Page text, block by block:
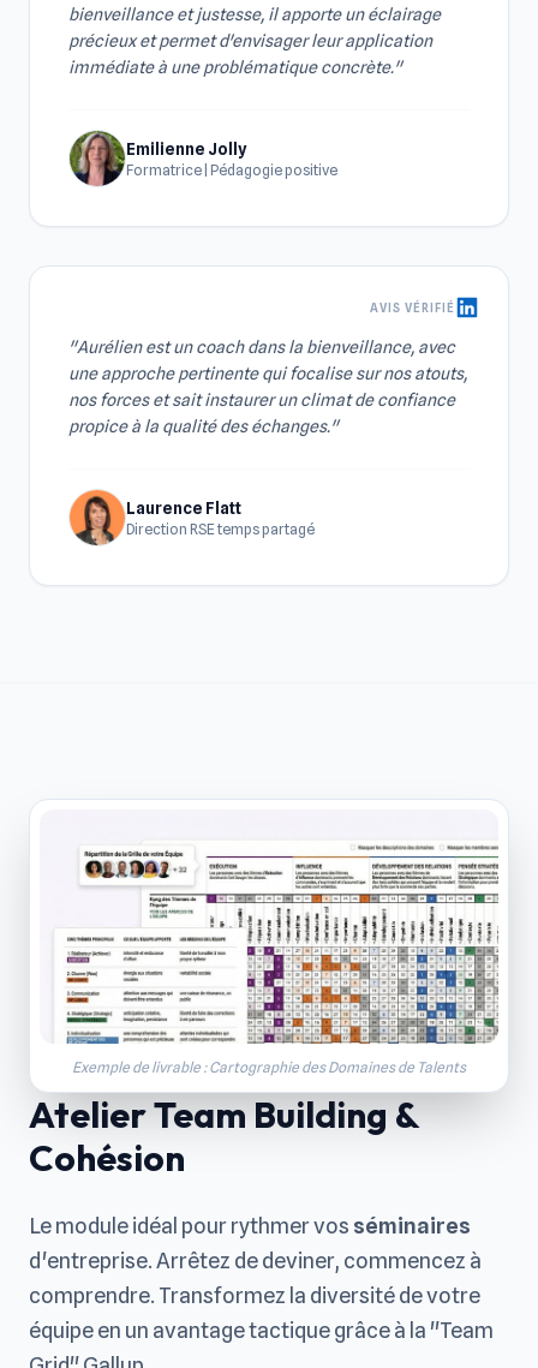
bienveillance et justesse, il apporte un éclairage
précieux et permet d'envisager leur application
immédiate à une problématique concrète."
Emilienne Jolly
Formatrice | Pédagogie positive
AVIS VÉRIFIÉ
"Aurélien est un coach dans la bienveillance, avec
une approche pertinente qui focalise sur nos atouts,
nos forces et sait instaurer un climat de confiance
propice à la qualité des échanges."
Laurence Flatt
Direction RSE temps partagé
Atelier Team Building &
Cohésion
Le module idéal pour rythmer vos séminaires
d'entreprise. Arrêtez de deviner, commencez à
comprendre. Transformez la diversité de votre
équipe en un avantage tactique grâce à la "Team
Exemple de livrable : Cartographie des Domaines de Talents